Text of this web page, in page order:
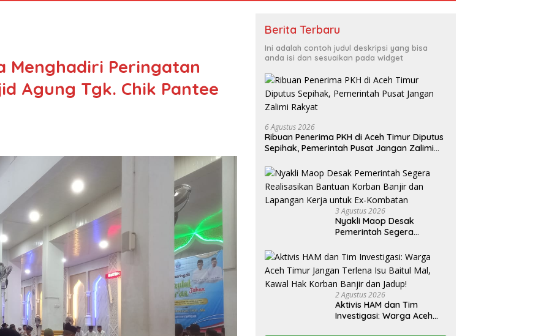
Menghadiri Peringatan
Agung Tgk. Chik Pantee
Berita Terbaru
Ini adalah contoh judul deskripsi yang bisa
anda isi dan sesuaikan pada widget
6 Agustus 2026
Ribuan Penerima PKH di Aceh Timur Diputus
Sepihak, Pemerintah Pusat Jangan Zalimi
3 Agustus 2026
Nyakli Maop Desak
Pemerintah Segera
Korban Banjir dan
Lapangan Kerja untuk Ex-
Kombatan
2 Agustus 2026
Aktivis HAM dan Tim
Investigasi: Warga Aceh